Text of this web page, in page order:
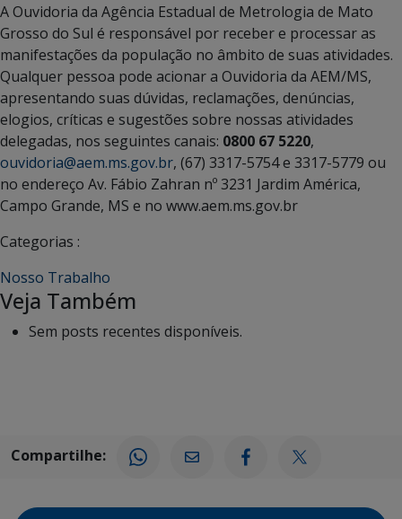
A Ouvidoria da Agência Estadual de Metrologia de Mato
Grosso do Sul é responsável por receber e processar as
manifestações da população no âmbito de suas atividades.
Qualquer pessoa pode acionar a Ouvidoria da AEM/MS,
apresentando suas dúvidas, reclamações, denúncias,
elogios, críticas e sugestões sobre nossas atividades
delegadas, nos seguintes canais: 0800 67 5220,
ouvidoria@aem.ms.gov.br, (67) 3317-5754 e 3317-5779 ou
no endereço Av. Fábio Zahran nº 3231 Jardim América,
Campo Grande, MS e no www.aem.ms.gov.br
Categorias :
Nosso Trabalho
Veja Também
Sem posts recentes disponíveis.
Compartilhe: